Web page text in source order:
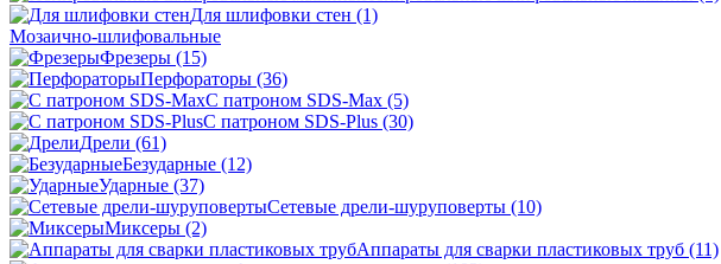
Для шлифовки стен (1)
Мозаично-шлифовальные
Фрезеры (15)
Перфораторы (36)
С патроном SDS-Max (5)
С патроном SDS-Plus (30)
Дрели (61)
Безударные (12)
Ударные (37)
Сетевые дрели-шуруповерты (10)
Миксеры (2)
Аппараты для сварки пластиковых труб (11)